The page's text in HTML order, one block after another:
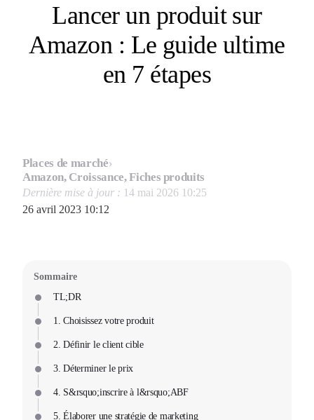
Lancer un produit sur
Amazon : Le guide ultime
en 7 étapes
Places de marché›
Amazon, Croissance, Fiches produits
Dernière mise à jour : 14 mai 2026 10:25
26 avril 2023 10:12
Sommaire
TL;DR
1. Choisissez votre produit
2. Définir le client cible
3. Déterminer le prix
4. S&rsquo;inscrire à l&rsquo;ABF
5. Élaborer une stratégie de marketing